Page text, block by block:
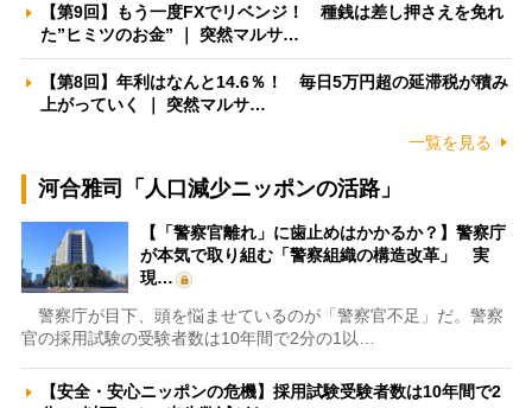
【第9回】もう一度FXでリベンジ！ 種銭は差し押さえを免れ
た”ヒミツのお金” ｜ 突然マルサ…
【第8回】年利はなんと14.6％！ 毎日5万円超の延滞税が積み
上がっていく ｜ 突然マルサ…
一覧を見る
河合雅司「人口減少ニッポンの活路」
【「警察官離れ」に歯止めはかかるか？】警察庁
が本気で取り組む「警察組織の構造改革」 実
現…
警察庁が目下、頭を悩ませているのが「警察官不足」だ。警察
官の採用試験の受験者数は10年間で2分の1以…
【安全・安心ニッポンの危機】採用試験受験者数は10年間で2